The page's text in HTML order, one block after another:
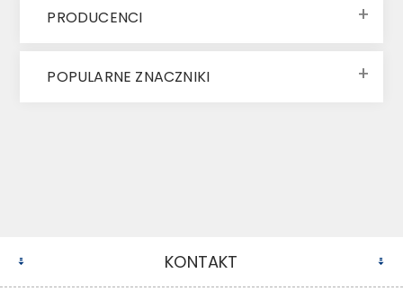
PRODUCENCI
POPULARNE ZNACZNIKI
KONTAKT